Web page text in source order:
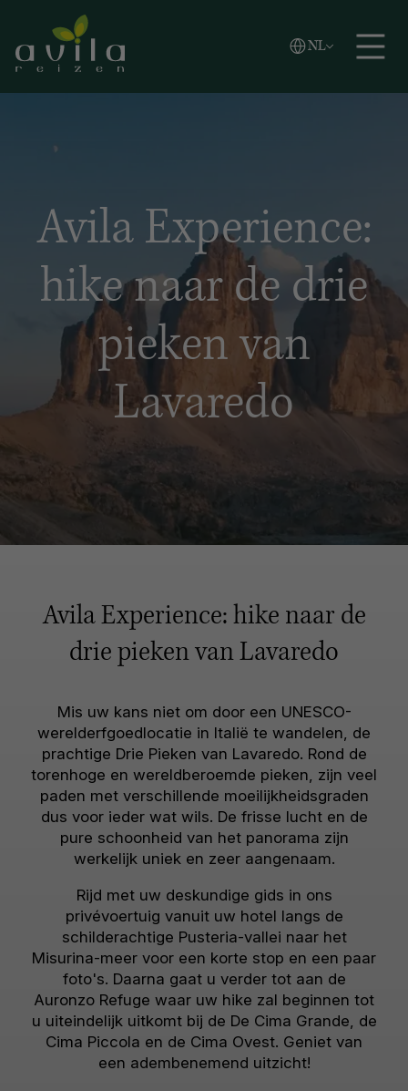
Zoeken
NL
Vlaams
English
Avila Experience:
hike naar de drie
pieken van
Lavaredo
Avila Experience: hike naar de
drie pieken van Lavaredo
Mis uw kans niet om door een UNESCO-
werelderfgoedlocatie in Italië te wandelen, de
prachtige Drie Pieken van Lavaredo. Rond de
torenhoge en wereldberoemde pieken, zijn veel
paden met verschillende moeilijkheidsgraden
dus voor ieder wat wils. De frisse lucht en de
pure schoonheid van het panorama zijn
werkelijk uniek en zeer aangenaam.
Rijd met uw deskundige gids in ons
privévoertuig vanuit uw hotel langs de
schilderachtige Pusteria-vallei naar het
Misurina-meer voor een korte stop en een paar
foto's. Daarna gaat u verder tot aan de
Auronzo Refuge waar uw hike zal beginnen tot
u uiteindelijk uitkomt bij de De Cima Grande, de
Cima Piccola en de Cima Ovest. Geniet van
een adembenemend uitzicht!